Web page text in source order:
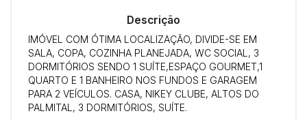
Descrição
IMÓVEL COM ÓTIMA LOCALIZAÇÃO, DIVIDE-SE EM
SALA, COPA, COZINHA PLANEJADA, WC SOCIAL, 3
DORMITÓRIOS SENDO 1 SUÍTE,ESPAÇO GOURMET,1
QUARTO E 1 BANHEIRO NOS FUNDOS E GARAGEM
PARA 2 VEÍCULOS. CASA, NIKEY CLUBE, ALTOS DO
PALMITAL, 3 DORMITÓRIOS, SUÍTE.